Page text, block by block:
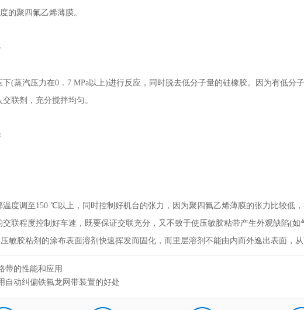
的聚四氟乙烯薄膜。
汽压力在0．7 MPa以上)进行反应，同时脱去低分子量的硅橡胶。因为有低分
联剂，充分搅拌均匀。
调至150 ℃以上，同时控制好机台的张力，因为聚四氟乙烯薄膜的张力比较低
交联程度控制好车速，既要保证交联充分，又不致于使压敏胶粘带产生外观缺陷(
敏胶粘剂的涂布表面溶剂快速挥发而固化，而里层溶剂不能由内而外逸出表面，从
带的性能和应用
自动纠偏铁氟龙网带装置的好处